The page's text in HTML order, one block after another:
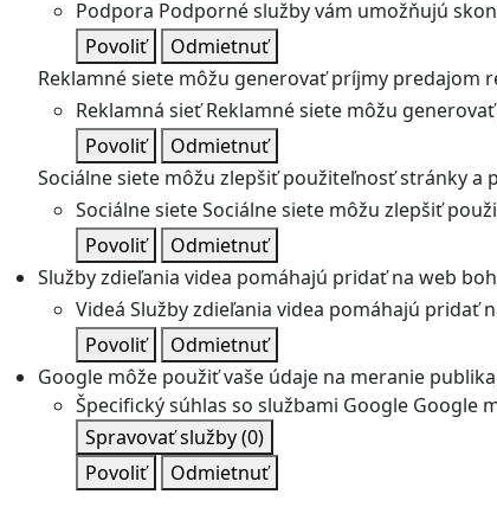
Podpora Podporné služby vám umožňujú
Povoliť
Odmietnuť
Reklamné siete môžu generovať príjmy predajom
Reklamná sieť Reklamné siete môžu
Povoliť
Odmietnuť
Sociálne siete môžu zlepšiť použiteľnosť stránky
Sociálne sieteSociálne siete môžu zlepšiť
Povoliť
Odmietnuť
Služby zdieľania videa pomáhajú pridať na web
Videá Služby zdieľania videa pomáhajú pridať
Povoliť
Odmietnuť
Google môže použiť vaše údaje na meranie
Špecifický súhlas so službami Google Google
Spravovať služby(0)
Povoliť
Odmietnuť